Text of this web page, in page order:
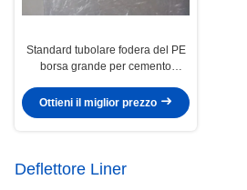
Standard tubolare fodera del PE
borsa grande per cemento
Ottieni il miglior prezzo
Deflettore Liner